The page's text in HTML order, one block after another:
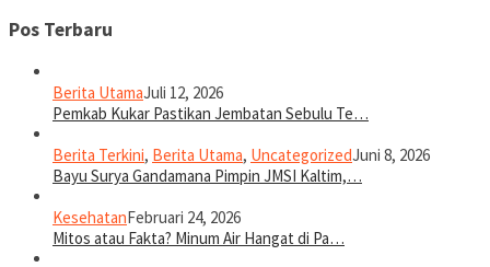
Pos Terbaru
Berita UtamaJuli 12, 2026
Pemkab Kukar Pastikan Jembatan Sebulu Te…
Berita Terkini, Berita Utama, UncategorizedJuni 8, 2026
Bayu Surya Gandamana Pimpin JMSI Kaltim,…
KesehatanFebruari 24, 2026
Mitos atau Fakta? Minum Air Hangat di Pa…